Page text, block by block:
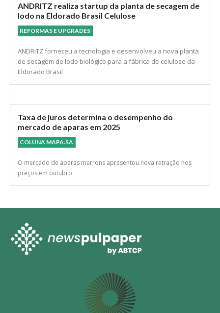
ANDRITZ realiza startup da planta de secagem de
lodo na Eldorado Brasil Celulose
REFORMAS E UPGRADES
ANDRITZ forneceu a tecnologia e desenvolveu a nova planta
de secagem de lodo biológico para a fábrica de celulose da
Eldorado Brasil
Taxa de juros determina o desempenho do
mercado de aparas em 2025
COLUNA MAPA.SA
O mercado de aparas marrons apresentou nova retração nos
preços em outubro